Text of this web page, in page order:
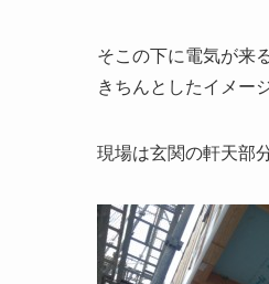
そこの下に電気が来
きちんとしたイメー
現場は玄関の軒天部